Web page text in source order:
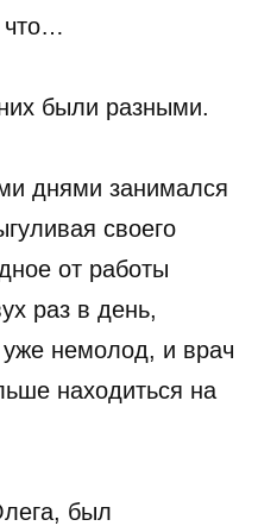
что…
были разными.
днями занимался
своего
от работы
раз в день,
немолод, и врач
находиться на
был